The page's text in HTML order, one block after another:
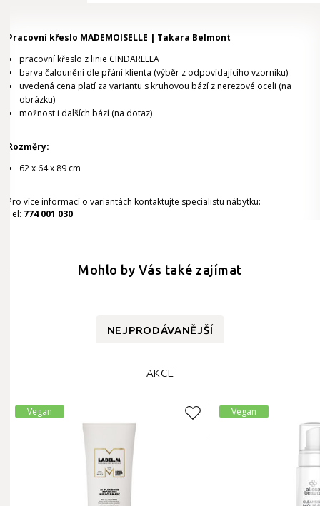
Pracovní křeslo MADEMOISELLE | Takara Belmont
pracovní křeslo z linie CINDARELLA
barva čalounění dle přání klienta (výběr z odpovídajícího vzorníku)
uvedená cena platí za variantu s kruhovou bází z nerezové oceli (na
obrázku)
možnost i dalších bází (na dotaz)
Rozměry:
62 x 64 x 89 cm
Pro více informací o variantách kontaktujte specialistu nábytku:
Tel: 774 001 030
Mohlo by Vás také zajímat
NEJPRODÁVANĚJŠÍ
AKCE
Vegan Vegan